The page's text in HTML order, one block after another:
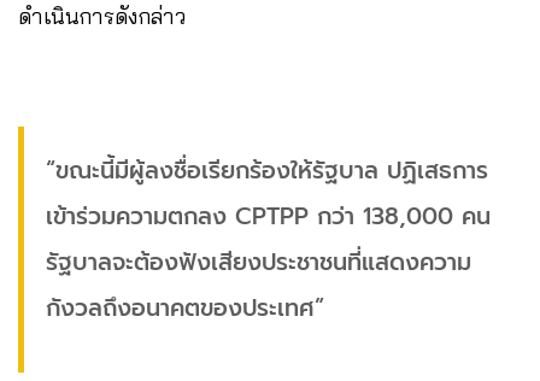
ดำเนินการดังกล่าว
“ขณะนี้มีผู้ลงชื่อเรียกร้องให้รัฐบาล ปฏิเสธการ
เข้าร่วมความตกลง CPTPP กว่า 138,000 คน
รัฐบาลจะต้องฟังเสียงประชาชนที่แสดงความ
กังวลถึงอนาคตของประเทศ”